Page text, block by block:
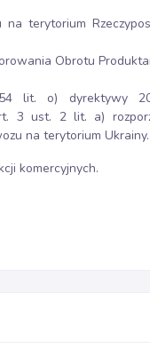
terytorium
Obrotu
lit. o) dyrektywy
3 ust. 2 lit. a)
na terytorium Ukrainy.
komercyjnych.